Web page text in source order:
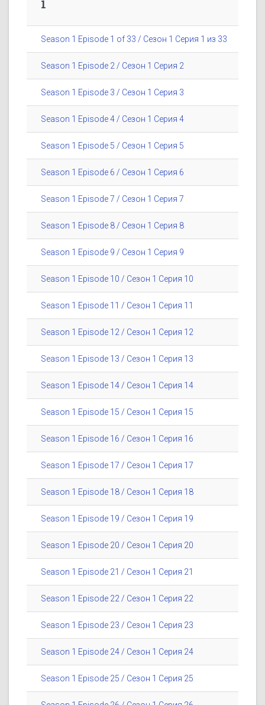
1
Season 1 Episode 1 of 33 / Сезон 1 Серия 1 из 33
Season 1 Episode 2 / Сезон 1 Серия 2
Season 1 Episode 3 / Сезон 1 Серия 3
Season 1 Episode 4 / Сезон 1 Серия 4
Season 1 Episode 5 / Сезон 1 Серия 5
Season 1 Episode 6 / Сезон 1 Серия 6
Season 1 Episode 7 / Сезон 1 Серия 7
Season 1 Episode 8 / Сезон 1 Серия 8
Season 1 Episode 9 / Сезон 1 Серия 9
Season 1 Episode 10 / Сезон 1 Серия 10
Season 1 Episode 11 / Сезон 1 Серия 11
Season 1 Episode 12 / Сезон 1 Серия 12
Season 1 Episode 13 / Сезон 1 Серия 13
Season 1 Episode 14 / Сезон 1 Серия 14
Season 1 Episode 15 / Сезон 1 Серия 15
Season 1 Episode 16 / Сезон 1 Серия 16
Season 1 Episode 17 / Сезон 1 Серия 17
Season 1 Episode 18 / Сезон 1 Серия 18
Season 1 Episode 19 / Сезон 1 Серия 19
Season 1 Episode 20 / Сезон 1 Серия 20
Season 1 Episode 21 / Сезон 1 Серия 21
Season 1 Episode 22 / Сезон 1 Серия 22
Season 1 Episode 23 / Сезон 1 Серия 23
Season 1 Episode 24 / Сезон 1 Серия 24
Season 1 Episode 25 / Сезон 1 Серия 25